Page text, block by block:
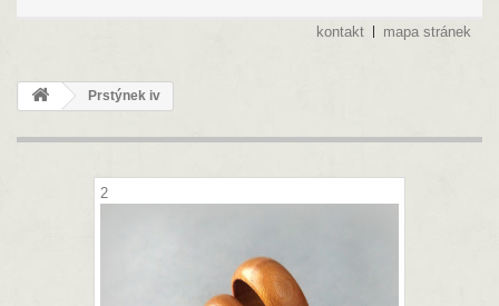
kontakt mapa stránek
Prstýnek iv
2